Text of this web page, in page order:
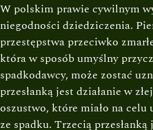
W polskim prawie cywilnym
niegodności dziedziczenia.
przestępstwa przeciwko
która w sposób umyślny
spadkodawcy, może zostać
przesłanką jest działanie w
oszustwo, które miało na
ze spadku. Trzecią